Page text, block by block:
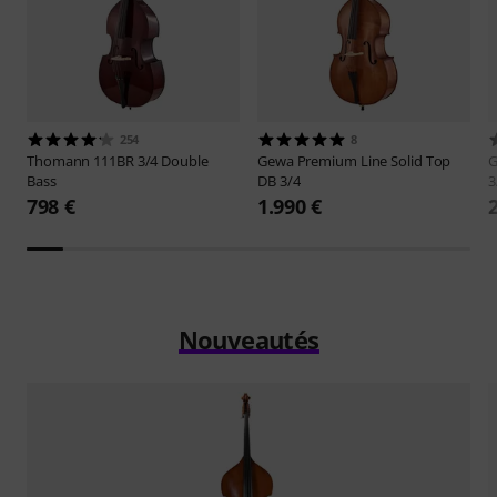
254
Thomann 111BR 3/4 Double
Bass
798 €
8
Gewa Premium Line Solid Top
DB 3/4
1.990 €
Nouveautés